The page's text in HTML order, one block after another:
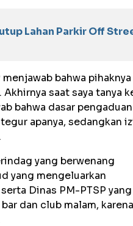
Lahan Parkir Off
bahwa pihaknya
saat saya tanya
bahwa dasar pengaduan
apanya, sedangkan
yang berwenang
yang mengeluarkan
Dinas PM-PTSP yang
dan club malam,